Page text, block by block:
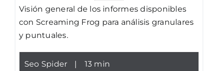
Visión general de los informes disponibles
con Screaming Frog para análisis granulares
y puntuales.
Seo Spider 13 min